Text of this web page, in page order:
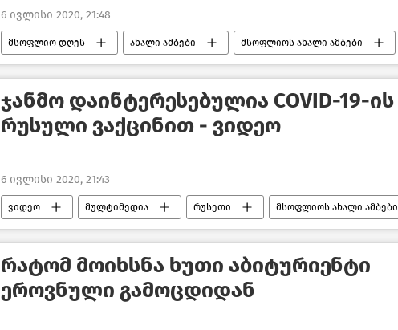
6 ივლისი 2020, 21:48
მსოფლიო დღეს ახალი ამბები მსოფლიოს ახალი ამბები
ჯანმო დაინტერესებულია СOVID-19-ის
რუსული ვაქცინით - ვიდეო
6 ივლისი 2020, 21:43
ვიდეო მულტიმედია რუსეთი მსოფლიოს ახალი ამბები
რატომ მოიხსნა ხუთი აბიტურიენტი
ეროვნული გამოცდიდან